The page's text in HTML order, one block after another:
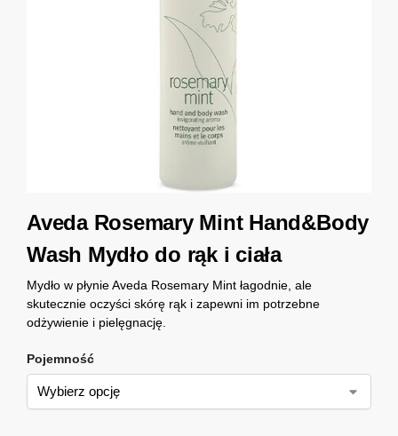
Aveda Rosemary Mint Hand&Body
Wash Mydło do rąk i ciała
Mydło w płynie Aveda Rosemary Mint łagodnie, ale
skutecznie oczyści skórę rąk i zapewni im potrzebne
odżywienie i pielęgnację.
Pojemność